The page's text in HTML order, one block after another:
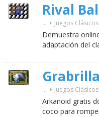
Rival
... Juegos Clásicos
Demuestra
adaptación del
Grabrilla
... Juegos Clásicos
Arkanoid gratis
coco para